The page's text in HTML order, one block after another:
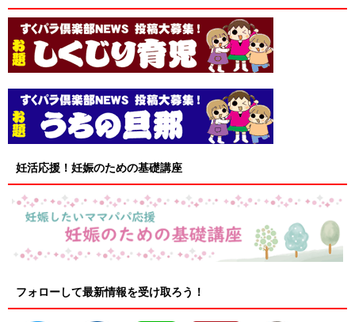
妊活応援！妊娠のための基礎講座
フォローして最新情報を受け取ろう！